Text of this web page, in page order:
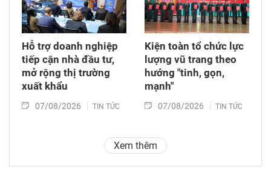
Hỗ trợ doanh nghiệp
tiếp cận nhà đầu tư,
mở rộng thị trường
xuất khẩu
07/08/2026 TIN TỨC
Kiện toàn tổ chức lực
lượng vũ trang theo
hướng "tinh, gọn,
mạnh"
07/08/2026 TIN TỨC
Xem thêm